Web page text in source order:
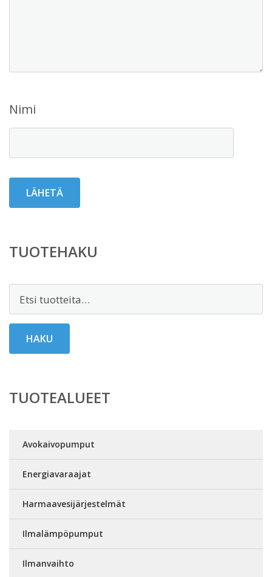
Nimi
TUOTEHAKU
HAKU
TUOTEALUEET
Avokaivopumput
Energiavaraajat
Harmaavesijärjestelmät
Ilmalämpöpumput
Ilmanvaihto